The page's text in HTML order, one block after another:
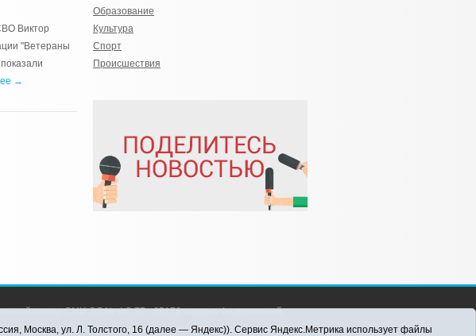
Виктор
"Ветераны
→
Образование
Культура
Спорт
Происшествия
номер СМИ ЭЛ № ФС 77 - 65176 выдано Федеральной
надзору в сфере связи, информационных технологий и массовых
Москва, ул. Л. Толстого, 16 (далее — Яндекс)). Сервис Яндекс.Метрика использует файлы